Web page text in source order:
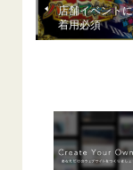
店舗イベント
着用必須